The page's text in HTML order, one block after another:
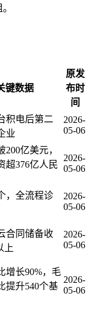
键数据
原发
布时
间
积电后第二
业
2026-
05-06
200亿美元，
超376亿人民
2026-
05-06
，全流程诊
2026-
05-06
合同储备收
上
2026-
05-06
增长90%，毛
提升540个基
2026-
05-06